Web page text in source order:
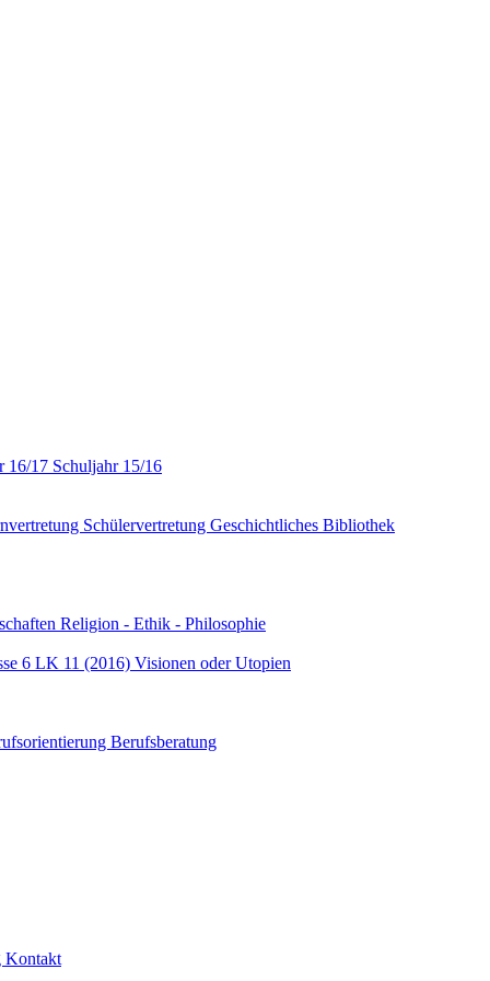
16/17 Schuljahr 15/16
Schülervertretung Geschichtliches Bibliothek
Religion - Ethik - Philosophie
6 LK 11 (2016) Visionen oder Utopien
Berufsberatung
Kontakt